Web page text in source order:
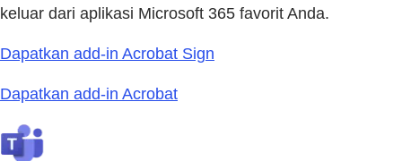
keluar dari aplikasi Microsoft 365 favorit Anda.
Dapatkan add-in Acrobat Sign
Dapatkan add-in Acrobat